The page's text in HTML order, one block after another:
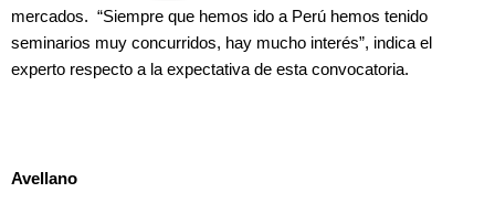
mercados. “Siempre que hemos ido a Perú hemos tenido
seminarios muy concurridos, hay mucho interés”, indica el
experto respecto a la expectativa de esta convocatoria.
Avellano